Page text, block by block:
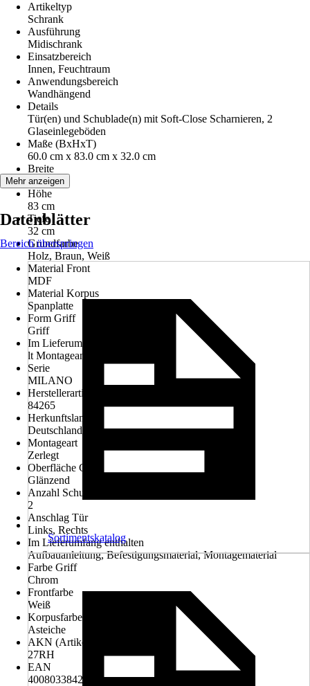
Artikeltyp
Schrank
Ausführung
Midischrank
Einsatzbereich
Innen, Feuchtraum
Anwendungsbereich
Wandhängend
Details
Tür(en) und Schublade(n) mit Soft-Close Scharnieren, 2
Glaseinlegeböden
Maße (BxHxT)
60.0 cm x 83.0 cm x 32.0 cm
Breite
60 cm
Höhe
83 cm
Tiefe
32 cm
Grundfarbe
Holz, Braun, Weiß
Material Front
MDF
Material Korpus
Spanplatte
Form Griff
Griff
Im Lieferumfang enthalten
lt Montageanleitung
Serie
MILANO
Herstellerartikelnummer
84265
Herkunftsland
Deutschland
Montageart
Zerlegt
Oberfläche Griff
Glänzend
Anzahl Schubladen
2
Anschlag Tür
Links, Rechts
Im Lieferumfang enthalten
Aufbauanleitung, Befestigungsmaterial, Montagematerial
Farbe Griff
Chrom
Frontfarbe
Weiß
Korpusfarbe
Asteiche
AKN (Artikelkurznummer)
27RH
EAN
4008033842655
Mehr anzeigen
Datenblätter
Bereich überspringen
Sortimentskatalog